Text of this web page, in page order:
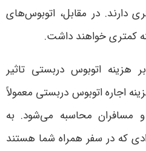
دارند. در مقابل، اتوبوس‌های
کمتری خواهند داشت.
هزینه اتوبوس دربستی تاثیر
اجاره اتوبوس دربستی معمولاً
مسافران محاسبه می‌شود. به
که در سفر همراه شما هستند